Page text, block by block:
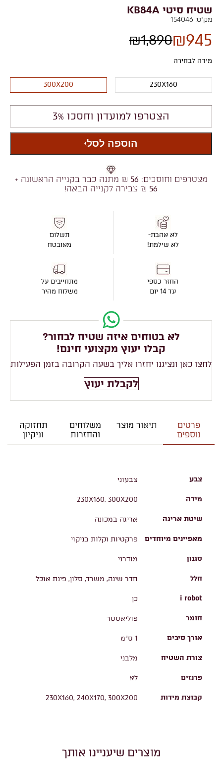
שטיח סיטי KB84A
מק"ט: 154046
₪1,890₪945
מידה לבחירה
230X160
300X200
הצטרפו למועדון וחסכו 3%
הוספה לסל
מצטרפים וחוסכים:56 ₪ מתנה כבר בקנייה הראשונה +
56 ₪ צבירה לקנייה הבאה!
לא אהבת-
לא שילמת!
החזר כספי
עד 14 יום
תשלום
מאובטח
מתחייבים על
משלוח מהיר
לא בטוחים איזה שטיח לבחור?
קבלו יעוץ מקצועי חינם!
לחצו כאן ונציגנו יחזרו אליך בשעה הקרובה בזמן הפעילות
לקבלת יעוץ
פרטים
נוספים
תיאור מוצר
משלוחים
והחזרות
תחזוקה
וניקיון
צבע צבעוני
מידה 230X160, 300X200
שיטת אריגה אריגה במכונה
מאפיינים מיוחדים פרקטיות וקלות בניקוי
סגנון מודרני
חלל חדר שינה, משרד, סלון, פינת אוכל
i robot כן
חומר פוליאסטר
אורך סיבים 1 ס"מ
צורת השטיח מלבני
פרנזים לא
קבוצת מידות 230X160, 240X170, 300X200
מוצרים שיעניינו אותך